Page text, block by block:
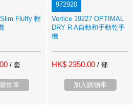
Fluffy 輕
/ 套
物車
972920
Vortice 19227 OPTIMAL
DRY R A自動和手動乾手
機
HK$ 2350.00 / 部
加入購物車